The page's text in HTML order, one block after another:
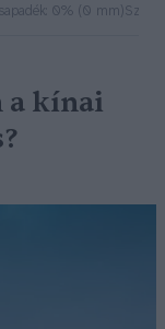
0% (0 mm)Szél:
a kínai